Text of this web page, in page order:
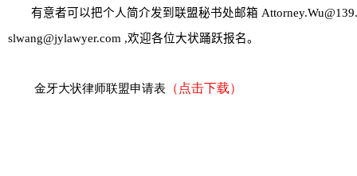
有意者可以把个人简介发到联盟秘书处邮箱
slwang@jylawyer.com ,欢迎各位大状踊跃报名。
金牙大状律师联盟申请表 （点击下载）